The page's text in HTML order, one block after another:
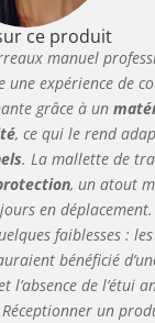
ce produit
manuel
une expérience de
grâce à un
, ce qui le rend
. La mallette de
, un atout
en déplacement.
faiblesses :
bénéficié
l’absence de l’étui
un